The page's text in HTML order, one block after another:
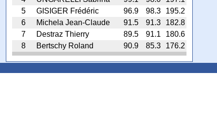
5
GISIGER Frédéric 96.9 98.3
195.2
6
Michela Jean-Claude 91.5 91.3
182.8
7
Destraz Thierry 89.5 91.1
180.6
8
Bertschy Roland 90.9 85.3 176.2